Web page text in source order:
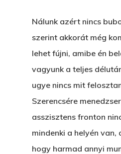
Nálunk azért nincs
szerint akkorát még
lehet fújni, amibe én
vagyunk a teljes
ugye nincs mit
Szerencsére
asszisztens fronton
mindenki a helyén van,
hogy harmad annyi